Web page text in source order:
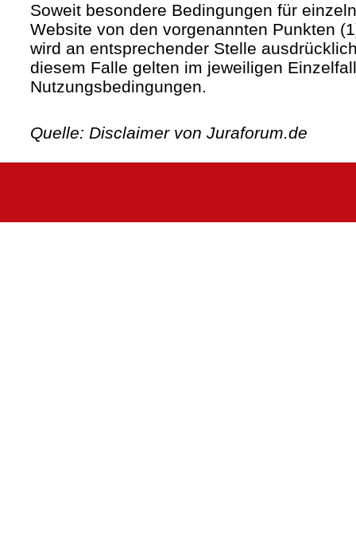
Soweit besondere Bedingungen für
Website von den vorgenannten Punkten
wird an entsprechender Stelle
diesem Falle gelten im jeweiligen
Nutzungsbedingungen.
Quelle: Disclaimer von Juraforum.de